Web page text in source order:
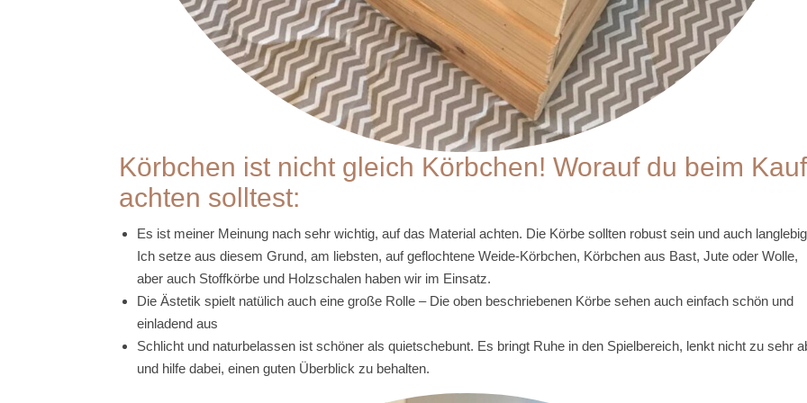
Körbchen ist nicht gleich Körbchen! Worauf du beim Kauf
achten solltest:
Es ist meiner Meinung nach sehr wichtig, auf das Material achten. Die Körbe sollten robust sein und auch
Ich setze aus diesem Grund, am liebsten, auf geflochtene Weide-Körbchen, Körbchen aus Bast, Jute oder Wolle,
aber auch Stoffkörbe und Holzschalen haben wir im Einsatz.
Die Ästetik spielt natülich auch eine große Rolle – Die oben beschriebenen Körbe sehen auch einfach schön und
einladend aus
Schlicht und naturbelassen ist schöner als quietschebunt. Es bringt Ruhe in den Spielbereich, lenkt nicht zu sehr
und hilfe dabei, einen guten Überblick zu behalten.